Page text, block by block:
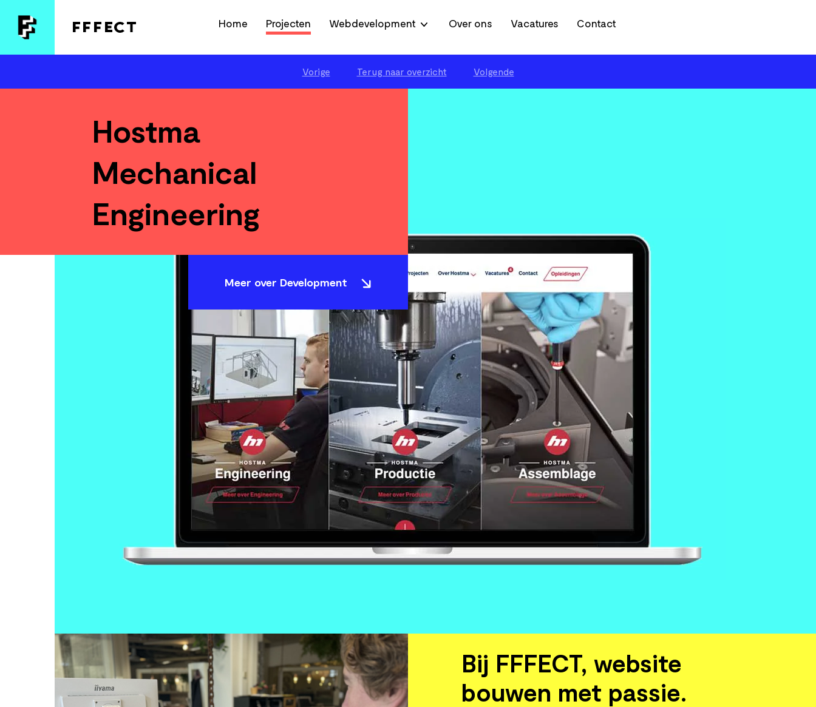
Home Projecten Webdevelopment Over ons Vacatures Contact
Vorige Terug naar overzicht Volgende
Hostma
Mechanical
Engineering
Meer over Development
Bij FFFECT, website
bouwen met passie.